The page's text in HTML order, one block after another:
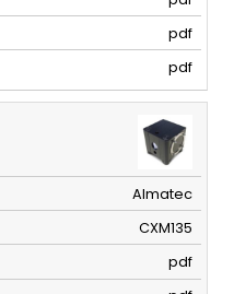
pdf
pdf
Almatec
CXM135
pdf